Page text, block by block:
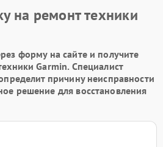
на ремонт техники
форму на сайте и получите
Garmin. Специалист
причину неисправности
решение для восстановления